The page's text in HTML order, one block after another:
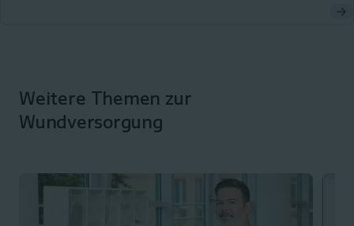
Weitere Themen zur
Wundversorgung